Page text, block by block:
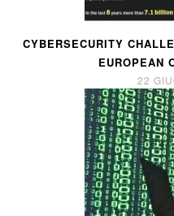
CYBERSECURITY
EUROPEAN
22